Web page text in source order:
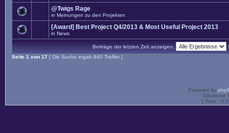
@Twigs Rage
in Meinungen zu den Projekten
[Award] Best Project Q4/2013 & Most Useful Project 2013
in News
Beiträge der letzten Zeit anzeigen:
Seite 1 von 17 [ Die Suche ergab 840 Treffer ]
Powered by
Deutsche
[ Time :